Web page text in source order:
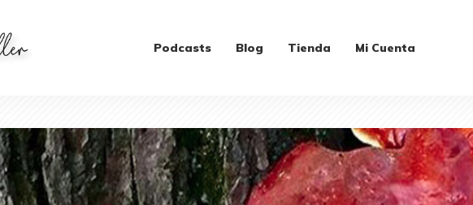
Podcasts Blog Tienda Mi Cuenta